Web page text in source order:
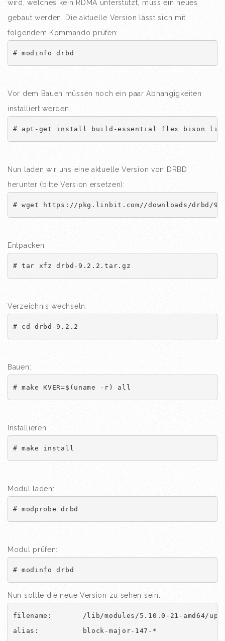
wird, welches kein RDMA unterstützt, muss ein neues
gebaut werden. Die aktuelle Version lässt sich mit
folgendem Kommando prüfen:
# modinfo drbd
Vor dem Bauen müssen noch ein paar Abhängigkeiten
installiert werden:
# apt-get install build-essential flex bison
Nun laden wir uns eine aktuelle Version von DRBD
herunter (bitte Version ersetzen):
# wget https://pkg.linbit.com//downloads/drbd/
Entpacken:
# tar xfz drbd-9.2.2.tar.gz
Verzeichnis wechseln:
# cd drbd-9.2.2
Bauen:
# make KVER=$(uname -r) all
Installieren:
# make install
Modul laden:
# modprobe drbd
Modul prüfen:
# modinfo drbd
Nun sollte die neue Version zu sehen sein:
filename:       /lib/modules/5.10.0-21-amd64/
alias:          block-major-147-*